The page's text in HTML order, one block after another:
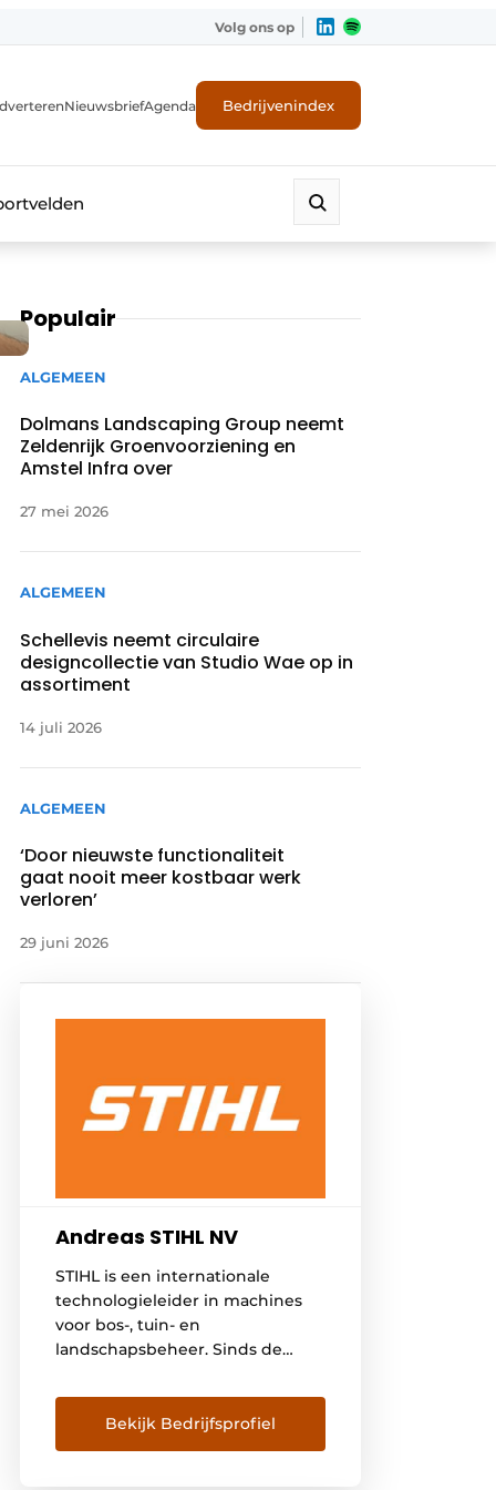
Volg ons op
NieuwsbriefAgenda Bedrijvenindex
Populair
ALGEMEEN
Dolmans Landscaping Group neemt
Zeldenrijk Groenvoorziening en
Amstel Infra over
27 mei 2026
ALGEMEEN
Schellevis neemt circulaire
designcollectie van Studio Wae op in
assortiment
14 juli 2026
ALGEMEEN
‘Door nieuwste functionaliteit
gaat nooit meer kostbaar werk
verloren’
29 juni 2026
Andreas STIHL NV
STIHL is een internationale
technologieleider in machines
voor bos-, tuin- en
landschapsbeheer. Sinds de
familiebedrijf innovatieve
oplossingen die het werk in en
met de natuur eenvoudiger
Bekijk Bedrijfsprofiel